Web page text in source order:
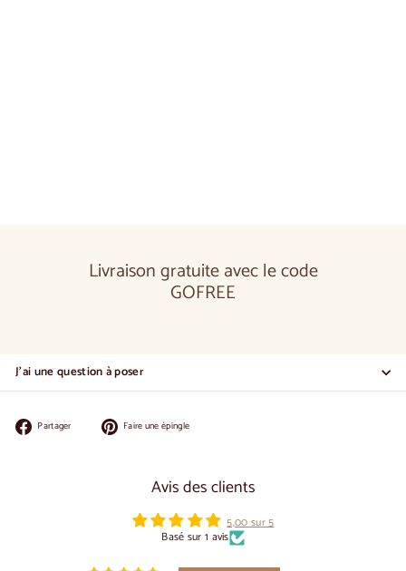
Livraison gratuite avec le code
GOFREE
J'ai une question à poser
Partager PartagerFaire une épingle
Avis des clients
5,00 sur 5
Basé sur 1 avis